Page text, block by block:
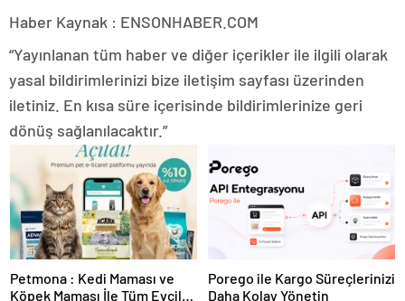
Haber Kaynak : ENSONHABER.COM
“Yayınlanan tüm haber ve diğer içerikler ile ilgili olarak
yasal bildirimlerinizi bize iletişim sayfası üzerinden
iletiniz. En kısa süre içerisinde bildirimlerinize geri
dönüş sağlanılacaktır.”
Petmona : Kedi Maması ve
Köpek Maması İle Tüm Evcil
Porego ile Kargo Süreçlerinizi
Daha Kolay Yönetin